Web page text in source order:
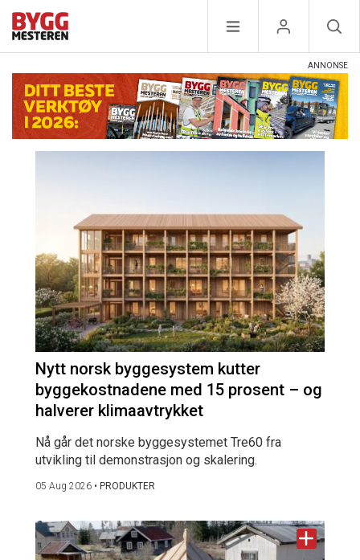
Nytt norsk byggesystem kutter
byggekostnadene med 15 prosent – og
halverer klimaavtrykket
Nå går det norske byggesystemet Tre60 fra
utvikling til demonstrasjon og skalering.
05 Aug 2026 • PRODUKTER